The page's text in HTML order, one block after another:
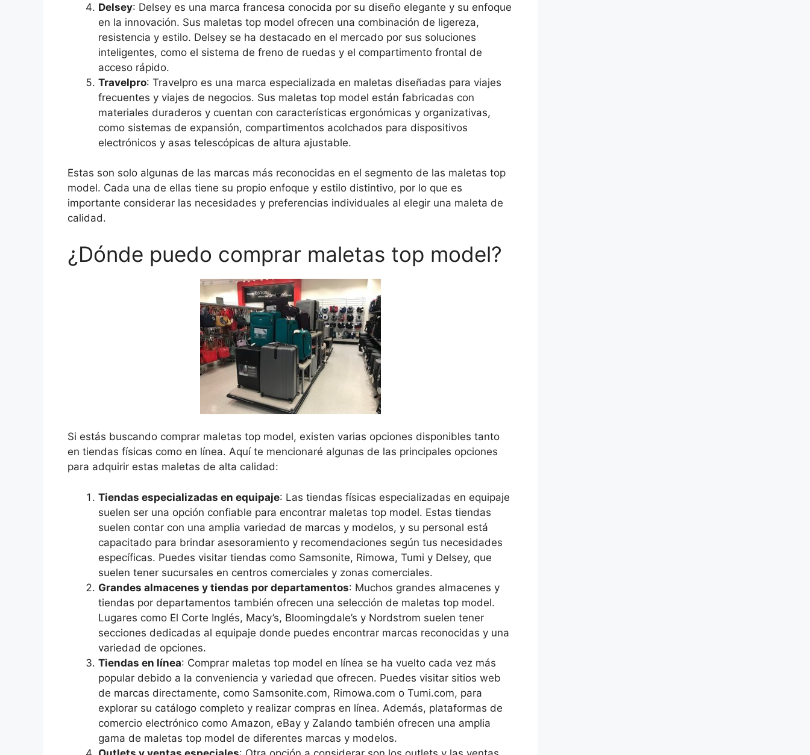
Delsey: Delsey es una marca francesa conocida por su diseño elegante y su enfoque
en la innovación. Sus maletas top model ofrecen una combinación de ligereza,
resistencia y estilo. Delsey se ha destacado en el mercado por sus soluciones
inteligentes, como el sistema de freno de ruedas y el compartimento frontal de
acceso rápido.
Travelpro: Travelpro es una marca especializada en maletas diseñadas para viajes
frecuentes y viajes de negocios. Sus maletas top model están fabricadas con
materiales duraderos y cuentan con características ergonómicas y organizativas,
como sistemas de expansión, compartimentos acolchados para dispositivos
electrónicos y asas telescópicas de altura ajustable.
Estas son solo algunas de las marcas más reconocidas en el segmento de las maletas top
model. Cada una de ellas tiene su propio enfoque y estilo distintivo, por lo que es
importante considerar las necesidades y preferencias individuales al elegir una maleta de
calidad.
¿Dónde puedo comprar maletas top model?
Si estás buscando comprar maletas top model, existen varias opciones disponibles tanto
en tiendas físicas como en línea. Aquí te mencionaré algunas de las principales opciones
para adquirir estas maletas de alta calidad:
Tiendas especializadas en equipaje: Las tiendas físicas especializadas en equipaje
suelen ser una opción confiable para encontrar maletas top model. Estas tiendas
suelen contar con una amplia variedad de marcas y modelos, y su personal está
capacitado para brindar asesoramiento y recomendaciones según tus necesidades
específicas. Puedes visitar tiendas como Samsonite, Rimowa, Tumi y Delsey, que
suelen tener sucursales en centros comerciales y zonas comerciales.
Grandes almacenes y tiendas por departamentos: Muchos grandes almacenes y
tiendas por departamentos también ofrecen una selección de maletas top model.
Lugares como El Corte Inglés, Macy’s, Bloomingdale’s y Nordstrom suelen tener
secciones dedicadas al equipaje donde puedes encontrar marcas reconocidas y una
variedad de opciones.
Tiendas en línea: Comprar maletas top model en línea se ha vuelto cada vez más
popular debido a la conveniencia y variedad que ofrecen. Puedes visitar sitios web
de marcas directamente, como Samsonite.com, Rimowa.com o Tumi.com, para
explorar su catálogo completo y realizar compras en línea. Además, plataformas de
comercio electrónico como Amazon, eBay y Zalando también ofrecen una amplia
gama de maletas top model de diferentes marcas y modelos.